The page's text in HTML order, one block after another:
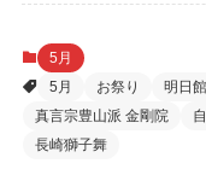
5月
5月
お祭り 明日館
真言宗豊山派 金剛院
長崎獅子舞